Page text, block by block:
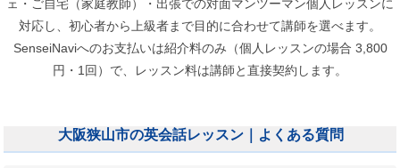
ェ・ご自宅（家庭教師）・出張での対面マンツーマン個人レッスンに
対応し、初心者から上級者まで目的に合わせて講師を選べます。
SenseiNaviへのお支払いは紹介料のみ（個人レッスンの場合 3,800
円・1回）で、レッスン料は講師と直接契約します。
大阪狭山市の英会話レッスン｜よくある質問